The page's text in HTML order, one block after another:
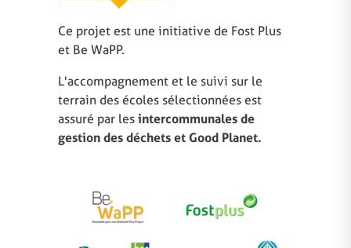
Ce projet est une initiative de Fost Plus
et Be WaPP.
L'accompagnement et le suivi sur le
terrain des écoles sélectionnées est
assuré par les intercommunales de
gestion des déchets et Good Planet.